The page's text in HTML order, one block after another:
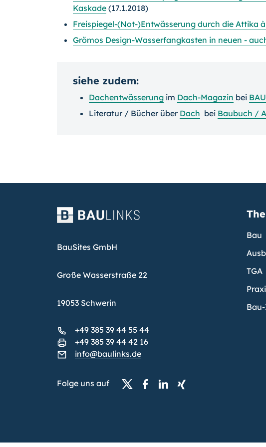
Kaskade (17.1.2018)
Freispiegel-(Not-)Entwässerung durch die Attika
Grömos Design-Wasserfangkasten in neuen -
siehe zudem:
Dachentwässerung im Dach-Magazin bei
Literatur / Bücher über Dach bei Baubuch /
BauSites GmbH
Große Wasserstraße 22
19053 Schwerin
+49 385 39 44 55 44
+49 385 39 44 42 16
info@baulinks.de
Folge uns auf
Bau
TGA